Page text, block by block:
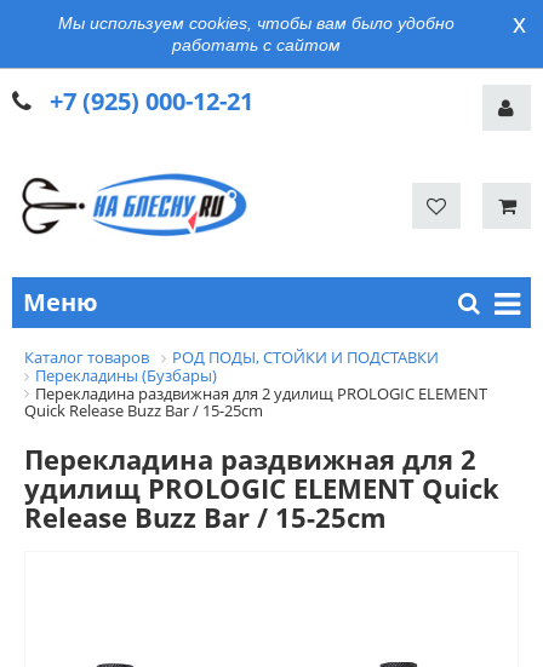
Мы используем cookies, чтобы вам было удобно
работать с сайтом
x
+7 (925) 000-12-21
Меню
Каталог товаров
РОД ПОДЫ, СТОЙКИ И ПОДСТАВКИ
Перекладины (Бузбары)
Перекладина раздвижная для 2 удилищ PROLOGIC ELEMENT
Quick Release Buzz Bar / 15-25cm
Перекладина раздвижная для 2
удилищ PROLOGIC ELEMENT Quick
Release Buzz Bar / 15-25cm